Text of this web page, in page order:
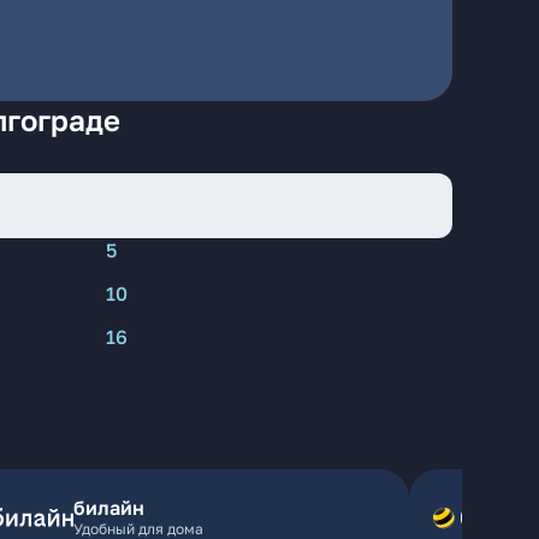
5
10
16
билайн
Удобный для дома